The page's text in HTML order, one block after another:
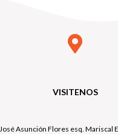
VISITENOS
José Asunción Flores esq. Mariscal